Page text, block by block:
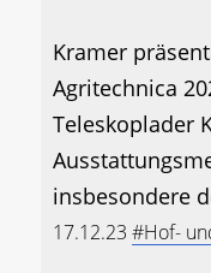
Kramer
Agritechnica
Teleskoplader
insbesondere
17.12.23 #Hof-